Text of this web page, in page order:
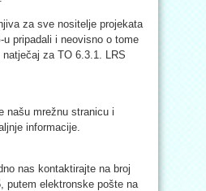
za sve nositelje projekata
u pripadali i neovisno o tome
za TO 6.3.1. LRS
našu mrežnu stranicu i
informacije.
nas kontaktirajte na broj
putem elektronske pošte na